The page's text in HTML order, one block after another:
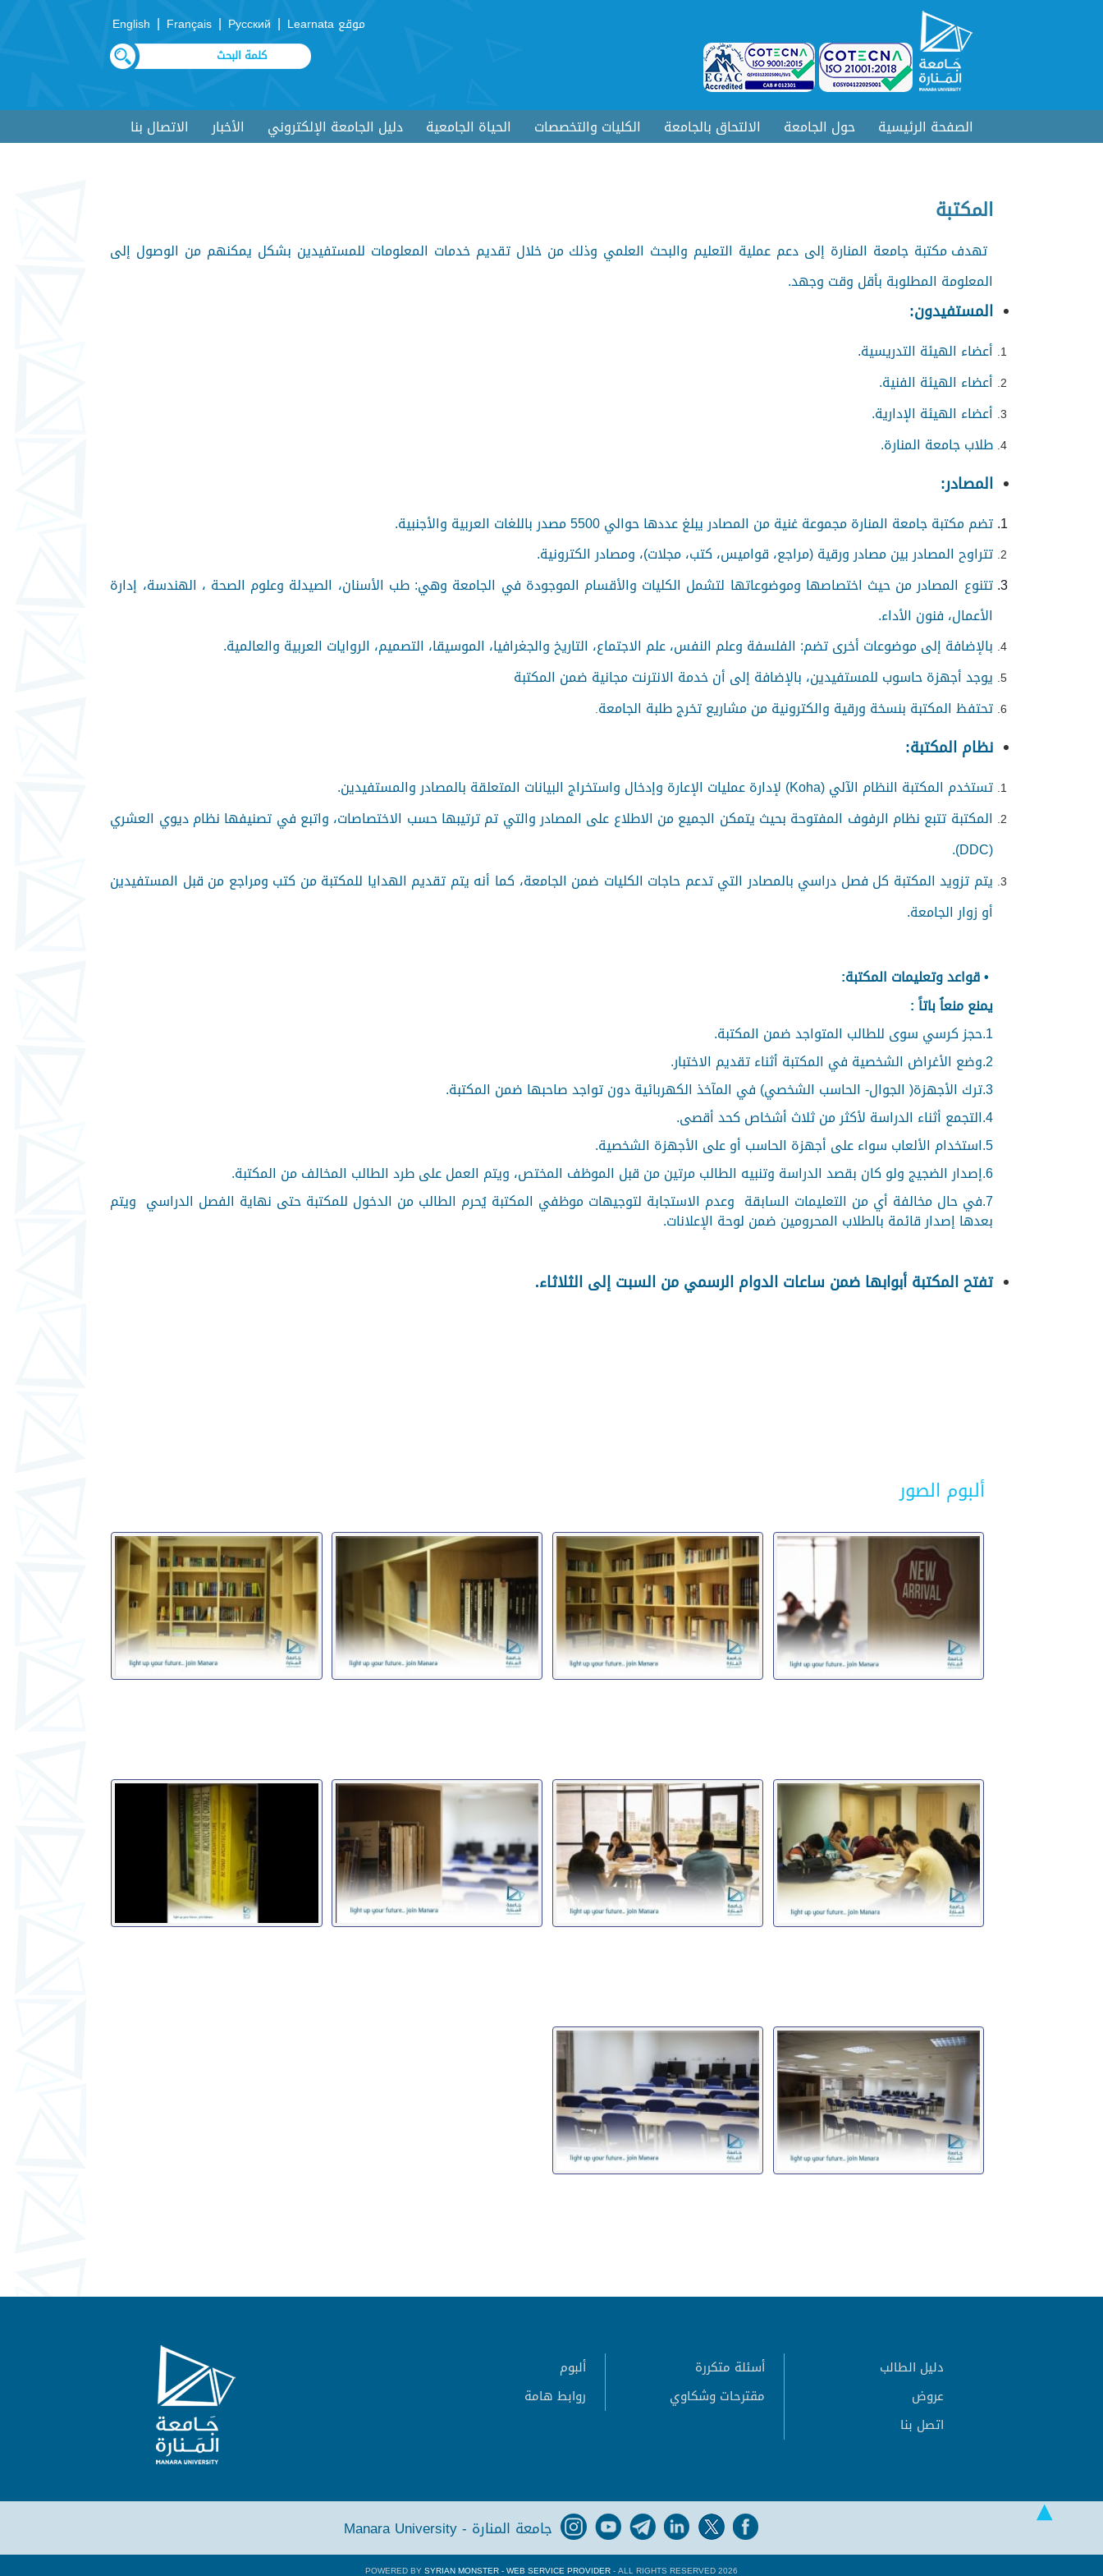
موقع Learnata |
Русский
|
Français
|
English
الصفحة الرئيسية حول الجامعة الالتحاق بالجامعة الكليات والتخصصات الحياة الجامعية دليل الجامعة الإلكتروني الأخبار الاتصال بنا
المكتبة
تهدف مكتبة جامعة المنارة إلى دعم عملية التعليم والبحث العلمي وذلك من خلال تقديم خدمات المعلومات للمستفيدين بشكل يمكنهم من الوصول إلى
المعلومة المطلوبة بأقل وقت وجهد.
المستفيدون:
أعضاء الهيئة التدريسية.
أعضاء الهيئة الفنية.
أعضاء الهيئة الإدارية.
طلاب جامعة المنارة.
المصادر:
تضم مكتبة جامعة المنارة مجموعة غنية من المصادر يبلغ عددها حوالي 5500 مصدر باللغات العربية والأجنبية.
تتراوح المصادر بين مصادر ورقية (مراجع، قواميس، كتب، مجلات)، ومصادر الكترونية.
تتنوع المصادر من حيث اختصاصها وموضوعاتها لتشمل الكليات والأقسام الموجودة في الجامعة وهي: طب الأسنان، الصيدلة وعلوم الصحة ، الهندسة، إدارة
الأعمال، فنون الأداء.
بالإضافة إلى موضوعات أخرى تضم: الفلسفة وعلم النفس، علم الاجتماع، التاريخ والجغرافيا، الموسيقا، التصميم، الروايات العربية والعالمية.
يوجد أجهزة حاسوب للمستفيدين، بالإضافة إلى أن خدمة الانترنت مجانية ضمن المكتبة
تحتفظ المكتبة بنسخة ورقية والكترونية من مشاريع تخرج طلبة الجامعة.
نظام المكتبة:
تستخدم المكتبة النظام الآلي (Koha) لإدارة عمليات الإعارة وإدخال واستخراج البيانات المتعلقة بالمصادر والمستفيدين.
المكتبة تتبع نظام الرفوف المفتوحة بحيث يتمكن الجميع من الاطلاع على المصادر والتي تم ترتيبها حسب الاختصاصات، واتبع في تصنيفها نظام ديوي العشري
(
DDC
).
يتم تزويد المكتبة كل فصل دراسي بالمصادر التي تدعم حاجات الكليات ضمن الجامعة، كما أنه يتم تقديم الهدايا للمكتبة من كتب ومراجع من قبل المستفيدين
أو زوار الجامعة.
• قواعد وتعليمات المكتبة:
يمنع منعاُ باتاً :
1.حجز كرسي سوى للطالب المتواجد ضمن المكتبة.
2.وضع الأغراض الشخصية في المكتبة أثناء تقديم الاختبار.
3.ترك الأجهزة( الجوال- الحاسب الشخصي) في المآخذ الكهربائية دون تواجد صاحبها ضمن المكتبة.
4.التجمع أثناء الدراسة لأكثر من ثلاث أشخاص كحد أقصى.
5.استخدام الألعاب سواء على أجهزة الحاسب أو على الأجهزة الشخصية.
6.إصدار الضجيج ولو كان بقصد الدراسة وتنبيه الطالب مرتين من قبل الموظف المختص، ويتم العمل على طرد الطالب المخالف من المكتبة.
7.في حال مخالفة أي من التعليمات السابقة وعدم الاستجابة لتوجيهات موظفي المكتبة يُحرم الطالب من الدخول للمكتبة حتى نهاية الفصل الدراسي ويتم
بعدها إصدار قائمة بالطلاب المحرومين ضمن لوحة الإعلانات.
تفتح المكتبة أبوابها ضمن ساعات الدوام الرسمي من السبت إلى الثلاثاء.
ألبوم الصور
دليل الطالب أسئلة متكررة
ألبوم
عروض
مقترحات وشكاوي
روابط هامة
اتصل بنا
جامعة المنارة - Manara University
POWERED BYSYRIAN MONSTER - WEB SERVICE PROVIDER- ALL RIGHTS RESERVED 2026